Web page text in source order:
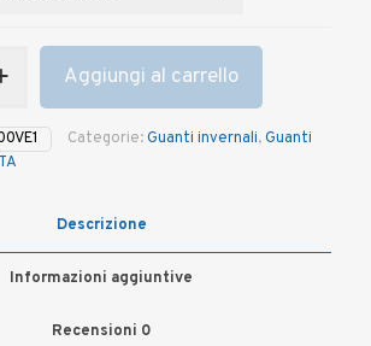
Aggiungi al carrello
Categorie:Guanti invernali,Guanti
Descrizione
Informazioni aggiuntive
Recensioni 0